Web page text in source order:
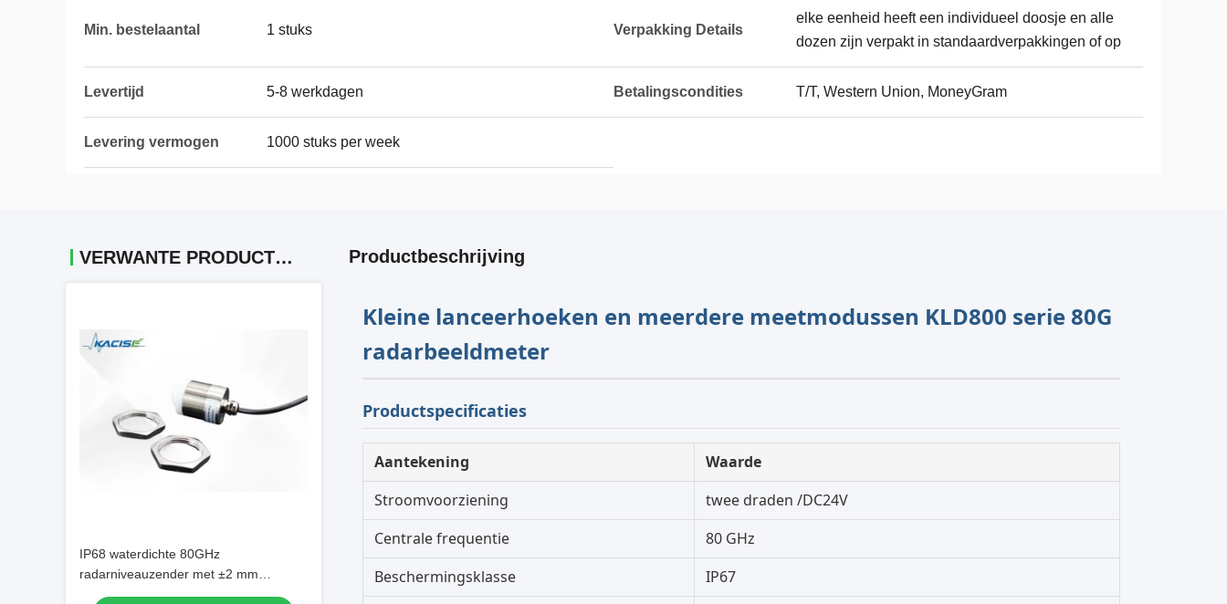
Min. bestelaantal 1 stuks Verpakking Details
elke eenheid heeft een individueel doosje en alle
dozen zijn verpakt in standaardverpakkingen of op
Levertijd 5-8 werkdagen Betalingscondities T/T, Western Union, MoneyGram
Levering vermogen 1000 stuks per week
VERWANTE PRODUCTEN
IP68 waterdichte 80GHz
radarniveauzender met ±2 mm
nauwkeurigheid voor nauwkeurige
Productbeschrijving
Kleine lanceerhoeken en meerdere meetmodussen KLD800 serie 80G
radarbeeldmeter
Productspecificaties
Aantekening
Waarde
Stroomvoorziening
twee draden /DC24V
Centrale frequentie
80 GHz
Beschermingsklasse
IP67